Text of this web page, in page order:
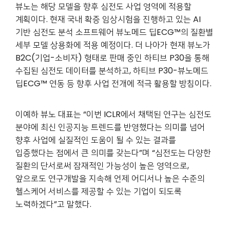
뷰노는 해당 모델을 향후 심전도 사업 영역에 적용할
계획이다. 현재 국내 확증 임상시험을 진행하고 있는 AI
기반 심전도 분석 소프트웨어 뷰노메드 딥ECG™의 질환별
세부 모델 상용화에 적용 예정이다. 더 나아가 현재 뷰노가
B2C(기업-소비자) 형태로 판매 중인 하티브 P30을 통해
수집된 심전도 데이터를 분석하고, 하티브 P30-뷰노메드
딥ECG™ 연동 등 향후 사업 전개에 적극 활용할 방침이다.
이예하 뷰노 대표는 “이번 ICLR에서 채택된 연구는 심전도
분야에 최신 인공지능 트렌드를 반영했다는 의미를 넘어
향후 사업에 실질적인 도움이 될 수 있는 결과를
입증했다는 점에서 큰 의미를 갖는다”며 “심전도는 다양한
질환의 단서로써 잠재적인 가능성이 높은 영역으로,
앞으로도 연구개발을 지속해 언제 어디서나 높은 수준의
헬스케어 서비스를 제공할 수 있는 기업이 되도록
노력하겠다”고 말했다.